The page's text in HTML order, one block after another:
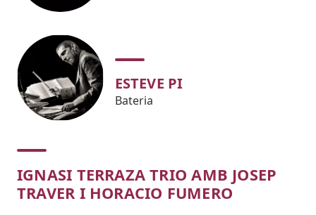
ESTEVE PI
Bateria
IGNASI TERRAZA TRIO AMB JOSEP
TRAVER I HORACIO FUMERO